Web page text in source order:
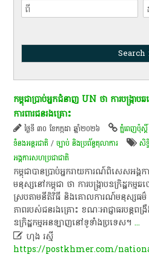
កម្ពុជាប្រាប់អ្នកជំនាញ UN ថា ការបង្ក្រា
ការពារជនរងគ្រោះ
ថ្ងៃទី ៣០ ខែកក្កដា ឆ្នាំ២០២៦ ភ្នំពេញប៉ុស្តិ៍
ទំនងអន្តរជាតិ /ច្បាប់ និងប្រព័ន្ធតុលាការ សិ
អង្គការសហប្រជាជាតិ
កម្ពុជាបានប្រាប់អ្នករាយការណ៍ពិសេសអង្គ
មនុស្សនៅកម្ពុជា ថា ការបង្ក្រាបឧក្រិដ្ឋកម្មឆ
ស្របតាមនីតិវិធី និងគោលការណ៍មនុស្សធ
ភាពរបស់ជនរងគ្រោះ ខណៈអាជ្ញាធរបន្តព
ឧក្រិដ្ឋកម្មអនឡាញនៅទូទាំងប្រទេស។...
 ហុង រស្មី
https://postkhmer.com/